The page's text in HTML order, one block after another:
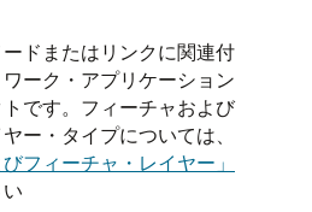
ドまたはリンクに関連付
ーク・アプリケーション
です。フィーチャおよび
ー・タイプについては、
フィーチャ・レイヤー」